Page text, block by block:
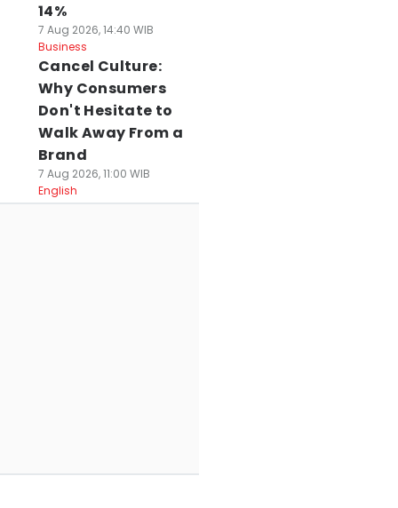
14%
7 Aug 2026, 14:40 WIB
Business
Cancel Culture:
Why Consumers
Don't Hesitate to
Walk Away From a
Brand
7 Aug 2026, 11:00 WIB
English